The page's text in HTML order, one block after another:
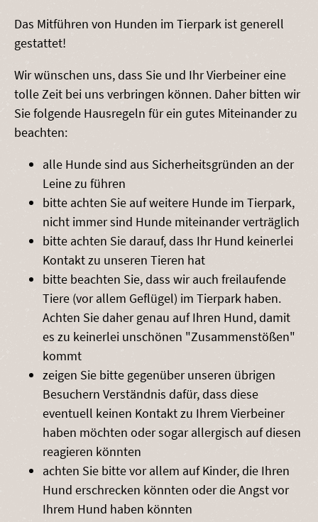
Das Mitführen von Hunden im Tierpark ist generell
gestattet!
Wir wünschen uns, dass Sie und Ihr Vierbeiner eine
tolle Zeit bei uns verbringen können. Daher bitten wir
Sie folgende Hausregeln für ein gutes Miteinander zu
beachten:
alle Hunde sind aus Sicherheitsgründen an der
Leine zu führen
bitte achten Sie auf weitere Hunde im Tierpark,
nicht immer sind Hunde miteinander verträglich
bitte achten Sie darauf, dass Ihr Hund keinerlei
Kontakt zu unseren Tieren hat
bitte beachten Sie, dass wir auch freilaufende
Tiere (vor allem Geflügel) im Tierpark haben.
Achten Sie daher genau auf Ihren Hund, damit
es zu keinerlei unschönen "Zusammenstößen"
kommt
zeigen Sie bitte gegenüber unseren übrigen
Besuchern Verständnis dafür, dass diese
eventuell keinen Kontakt zu Ihrem Vierbeiner
haben möchten oder sogar allergisch auf diesen
reagieren könnten
achten Sie bitte vor allem auf Kinder, die Ihren
Hund erschrecken könnten oder die Angst vor
Ihrem Hund haben könnten